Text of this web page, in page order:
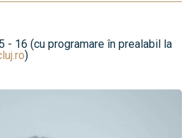
- 16 (cu programare în prealabil la
)